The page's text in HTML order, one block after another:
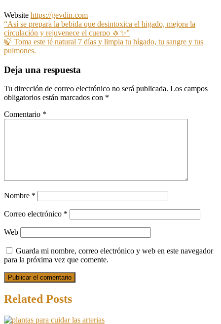
Website https://gevdin.com
Navegación
de
entradas
“Así se prepara la bebida que desintoxica el hígado, mejora la
circulación y rejuvenece el cuerpo 🧄✨”
🍃 Toma este té natural 7 días y limpia tu hígado, tu sangre y tus
pulmones.
Deja una respuesta
Tu dirección de correo electrónico no será publicada. Los campos
obligatorios están marcados con *
Comentario *
Nombre *
Correo electrónico *
Web
Guarda mi nombre, correo electrónico y web en este navegador
para la próxima vez que comente.
Related Posts